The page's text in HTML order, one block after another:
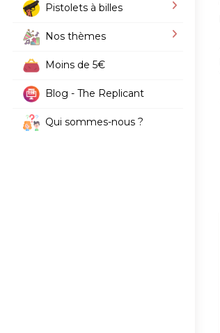
Pistolets à billes
Nos thèmes
Moins de 5€
Blog - The Replicant
Qui sommes-nous ?